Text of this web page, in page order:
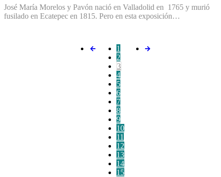
José María Morelos y Pavón nació en Valladolid en 1765 y murió
fusilado en Ecatepec en 1815. Pero en esta exposición…
1
2
3
4
5
6
7
8
9
10
11
12
13
14
15